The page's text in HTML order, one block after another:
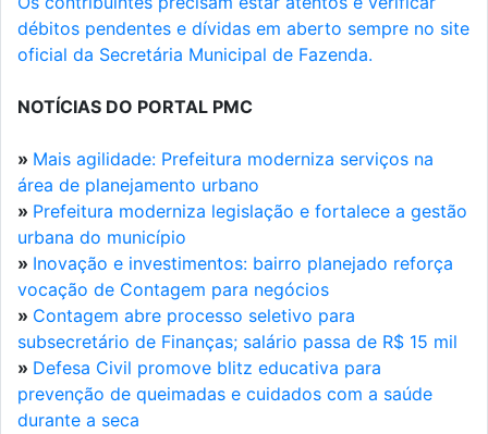
débitos pendentes e dívidas em aberto sempre no site
oficial da Secretária Municipal de Fazenda.
NOTÍCIAS DO PORTAL PMC
» Mais agilidade: Prefeitura moderniza serviços na
área de planejamento urbano
» Prefeitura moderniza legislação e fortalece a gestão
urbana do município
» Inovação e investimentos: bairro planejado reforça
vocação de Contagem para negócios
» Contagem abre processo seletivo para
subsecretário de Finanças; salário passa de R$ 15 mil
» Defesa Civil promove blitz educativa para
prevenção de queimadas e cuidados com a saúde
durante a seca